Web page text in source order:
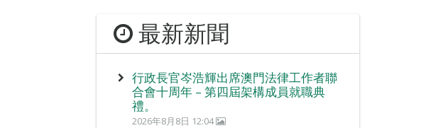
最新新聞
行政長官岑浩輝出席澳門法律工作者聯
合會十周年 – 第四屆架構成員就職典
禮。
2026年8月8日 12:04